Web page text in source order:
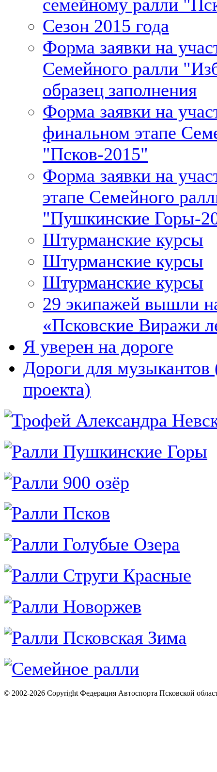
семейному ралли
Сезон 2015 года
Форма заявки на
Семейного ралли
образец заполнения
Форма заявки на
финальном этапе
"Псков-2015"
Форма заявки на
этапе Семейного
"Пушкинские Горы-
Штурманские курсы
Штурманские курсы
Штурманские курсы
29 экипажей вышли
«Псковские Виражи
Я уверен на дороге
Дороги для музыкантов
проекта)
© 2002-2026 Copyright Федерация Автоспорта Псковской